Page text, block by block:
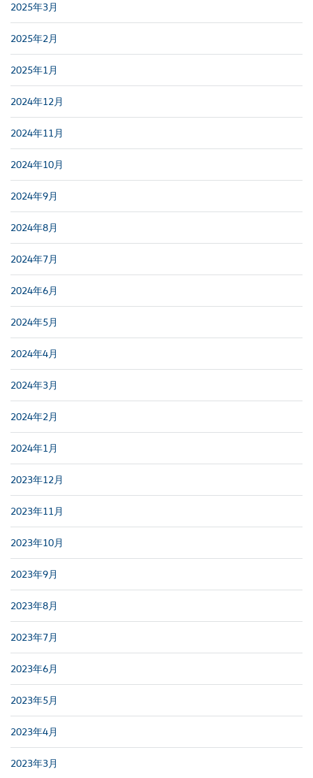
2025年3月
2025年2月
2025年1月
2024年12月
2024年11月
2024年10月
2024年9月
2024年8月
2024年7月
2024年6月
2024年5月
2024年4月
2024年3月
2024年2月
2024年1月
2023年12月
2023年11月
2023年10月
2023年9月
2023年8月
2023年7月
2023年6月
2023年5月
2023年4月
2023年3月